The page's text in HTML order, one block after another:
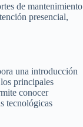
de mantenimiento
presencial,
una introducción
principales
conocer
tecnológicas